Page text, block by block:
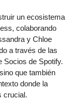
un ecosistema
colaborando
y Chloe
a través de las
Socios de Spotify.
que también
donde la
crucial.